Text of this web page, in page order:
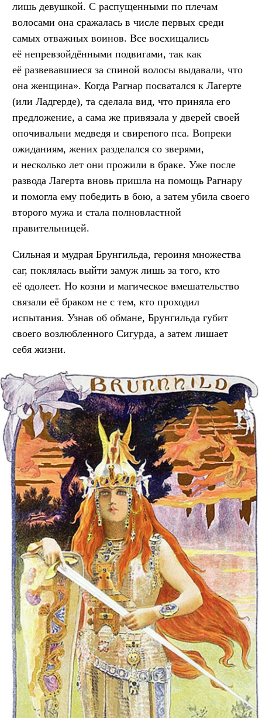
лишь девушкой. С распущенными по плечам
волосами она сражалась в числе первых среди
самых отважных воинов. Все восхищались
её непревзойдёнными подвигами, так как
её развевавшиеся за спиной волосы выдавали, что
она женщина». Когда Рагнар посватался к Лагерте
(или Ладгерде), та сделала вид, что приняла его
предложение, а сама же привязала у дверей своей
опочивальни медведя и свирепого пса. Вопреки
ожиданиям, жених разделался со зверями,
и несколько лет они прожили в браке. Уже после
развода Лагерта вновь пришла на помощь Рагнару
и помогла ему победить в бою, а затем убила своего
второго мужа и стала полновластной
правительницей.
Сильная и мудрая Брунгильда, героиня множества
саг, поклялась выйти замуж лишь за того, кто
её одолеет. Но козни и магическое вмешательство
связали её браком не с тем, кто проходил
испытания. Узнав об обмане, Брунгильда губит
своего возлюбленного Сигурда, а затем лишает
себя жизни.